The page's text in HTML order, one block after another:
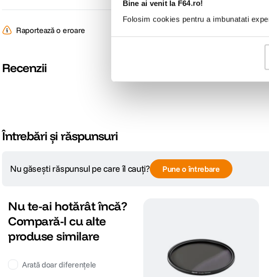
Bine ai venit la F64.ro!
Folosim cookies pentru a imbunatati
Raportează o eroare
Recenzii
Întrebări și răspunsuri
Nu găsești răspunsul pe care îl cauți? Pune o întrebare
Nu te-ai hotărât încă?
Compară-l cu alte
produse similare
Arată doar diferențele